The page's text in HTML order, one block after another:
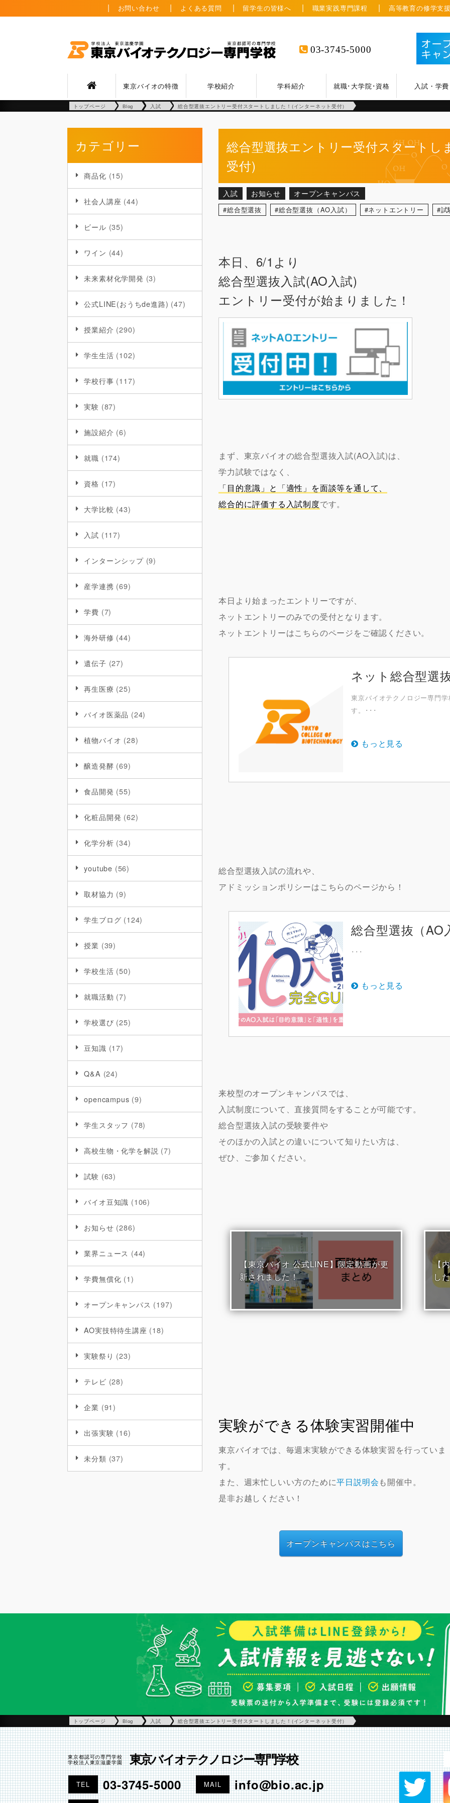
お問い合わせ よくある質問 留学生の皆様へ 職業実践専門課程 高等教育の修学支
03-3745-5000
東京バイオの特徴 学校紹介 学科紹介 就職･大学院･資格 入試・学費
トップページ Blog 入試 総合型選抜エントリー受付スタートしました！(インターネット受付)
カテゴリー
商品化 (15)
社会人講座 (44)
ビール (35)
ワイン (44)
未来素材化学開発 (3)
公式LINE(おうちde進路) (47)
授業紹介 (290)
学生生活 (102)
学校行事 (117)
実験 (87)
施設紹介 (6)
就職 (174)
資格 (17)
大学比較 (43)
入試 (117)
インターンシップ(9)
産学連携 (69)
学費 (7)
海外研修 (44)
遺伝子 (27)
再生医療 (25)
バイオ医薬品 (24)
植物バイオ (28)
醸造発酵 (69)
食品開発 (55)
化粧品開発 (62)
化学分析 (34)
youtube (56)
取材協力 (9)
学生ブログ (124)
授業 (39)
学校生活 (50)
就職活動 (7)
学校選び (25)
豆知識 (17)
Q&A (24)
opencampus (9)
学生スタッフ (78)
高校生物・化学を解説 (7)
試験 (63)
バイオ豆知識 (106)
お知らせ (286)
業界ニュース (44)
学費無償化 (1)
オープンキャンパス (197)
AO実技特待生講座 (18)
実験祭り (23)
テレビ (28)
企業 (91)
出張実験 (16)
未分類 (37)
総合型選抜エントリー受付スタートし
受付)
入試 お知らせ オープンキャンパス
総合型選抜 総合型選抜（AO入試） ネットエントリー 試
本日、6/1より
総合型選抜入試(AO入試)
エントリー受付が始まりました！
まず、東京バイオの総合型選抜入試(AO入試)は、
学力試験ではなく、
「目的意識」と「適性」を面談等を通して、
総合的に評価する入試制度です。
本日より始まったエントリーですが、
ネットエントリーのみでの受付となります。
ネットエントリーはこちらのページをご確認ください。
ネット総合型選
東京バイオテクノロジー専門
す。･･･
もっと見る
総合型選抜入試の流れや、
アドミッションポリシーはこちらのページから！
総合型選抜（AO
･･･
もっと見る
来校型のオープンキャンパスでは、
入試制度について、直接質問をすることが可能です。
総合型選抜入試の受験要件や
そのほかの入試との違いについて知りたい方は、
ぜひ、ご参加ください。
【東京バイオ 公式LINE】限定動画が更
新されました！
【
し
実験ができる体験実習開催中
東京バイオでは、毎週末実験ができる体験実習を行っていま
す。
また、週末忙しいい方のために平日説明会も開催中。
是非お越しください！
オープンキャンパスはこちら
トップページ Blog 入試 総合型選抜エントリー受付スタートしました！(インターネット受付)
東京都認可の専門学校
学校法人東京滋慶学園
東京バイオテクノロジー専門学校
TEL 03-3745-5000 MAIL
info@bio.ac.jp